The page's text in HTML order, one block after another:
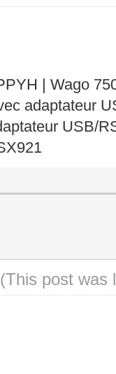
| Wago
adaptateur
USB/
(This post was